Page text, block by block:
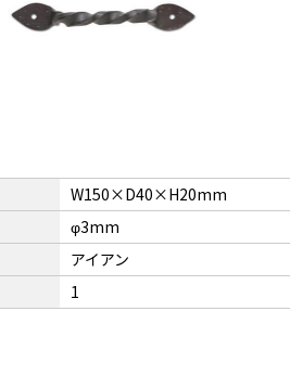
W150×D40×H20mm
φ3mm
アイアン
1